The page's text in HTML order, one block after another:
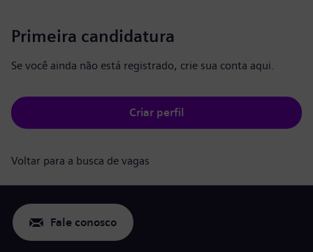
Primeira candidatura
Se você ainda não está registrado, crie sua conta aqui.
Criar perfil
Voltar para a busca de vagas
Fale conosco